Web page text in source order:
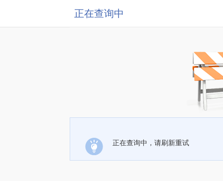
正在查询中
正在查询中，请刷新重试